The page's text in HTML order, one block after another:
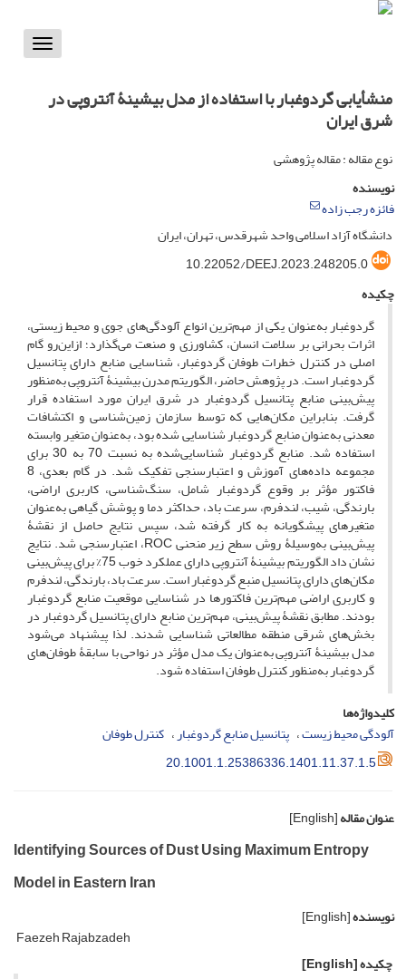
Toggle
منشأیابی گردوغبار با استفاده از مدل بیشینۀ آنتروپی در
شرق ایران
نوع مقاله : مقاله پژوهشی
نویسنده
فائزه رجب زاده
دانشگاه آزاد اسلامی واحد شهرقدس، تهران، ایران
‎10.22052/DEEJ.2023.248205.0
چکیده
گردوغبار به‌عنوان یکی از مهم‌ترین انواع آلودگی‌های جوی و محیط‌ زیستی،
اثرات بحرانی بر سلامت انسان، کشاورزی و صنعت می‌گذارد؛ از‌این‌رو گام
اصلی در کنترل خطرات طوفان گردوغبار، شناسایی منابع دارای پتانسیل
گردوغبار است. در پژوهش حاضر، الگوریتم مدرن بیشینۀ آنتروپی به‌منظور
پیش‌بینی منابع پتانسیل گردوغبار در شرق ایران مورد استفاده قرار
گرفت. بنابراین مکان‌هایی که توسط سازمان زمین‌شناسی و اکتشافات
معدنی به‌عنوان منابع گردوغبار شناسایی شده بود، به‌عنوان متغیر وابسته
استفاده شد. منابع گردوغبار شناسایی‌شده به‌ نسبت 70 به 30 برای
مجموعه داده‌های آموزش و اعتبارسنجی تفکیک شد. در گام بعدی، 8
فاکتور مؤثر بر وقوع گردوغبار شامل، سنگ‌شناسی، کاربری ‌اراضی،
بارندگی، شیب، لندفرم، سرعت باد، حداکثر دما و پوشش‌ گیاهی به‌عنوان
متغیرهای پیشگویانه به ‌کار گرفته شد، سپس نتایج حاصل از نقشۀ
پیش‌بینی به‌وسیلۀ روش سطح زیر منحنی ROC، اعتبار‌سنجی شد. نتایج
نشان داد الگوریتم بیشینۀ آنتروپی دارای عملکرد خوب 75% برای پیش‌بینی
مکان‌های دارای پتانسیل منبع گردوغبار است. سرعت باد، بارندگی، لندفرم
و کاربری اراضی مهم‌ترین فاکتورها در شناسایی موقعیت منابع گردوغبار
بودند. مطابق نقشۀ پیش‌بینی، مهم‌ترین منابع دارای پتانسیل گردوغبار در
بخش‌های شرقی منطقه مطالعاتی شناسایی شدند. لذا پیشنهاد می‌شود
مدل بیشینۀ آنتروپی به‌عنوان یک مدل مؤثر در نواحی با سابقۀ طوفان‌های
گردوغبار به‌منظور کنترل طوفان استفاده شود.
کلیدواژه‌ها
آلودگی محیط زیست پتانسیل منابع گردوغبار کنترل طوفان
20.1001.1.25386336.1401.11.37.1.5
عنوان مقاله[English]
Identifying Sources of Dust Using Maximum Entropy
Model in Eastern Iran
نویسنده[English]
Faezeh Rajabzadeh
چکیده[English]